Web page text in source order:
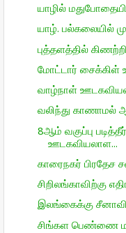
யாழில்
யாழ். பல்கலையில்
புத்தளத்தில்
மோட்டார் சைக்கிள்
வாழ்நாள்
வலிந்து காணாமல்
8ஆம் வகுப்பு
ஊடகவியலாள...
காரைநகர் பிரதேச
சிறிலங்காவிற்கு
இலங்கைக்கு
சிங்கள பெண்ணை